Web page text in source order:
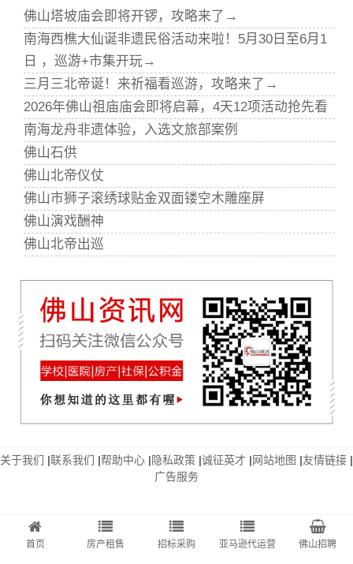
佛山塔坡庙会即将开锣，攻略来了→
南海西樵大仙诞非遗民俗活动来啦！5月30日至6月1
日 ，巡游+市集开玩→
三月三北帝诞！来祈福看巡游，攻略来了→
2026年佛山祖庙庙会即将启幕，4天12项活动抢先看
南海龙舟非遗体验，入选文旅部案例
佛山石供
佛山北帝仪仗
佛山市狮子滚绣球贴金双面镂空木雕座屏
佛山演戏酬神
佛山北帝出巡
首页 房产租售 招标采购 亚马逊代运营 佛山招聘
关于我们 |联系我们 |帮助中心 |隐私政策 |诚征英才 |网站地图 |友情链接 |
广告服务